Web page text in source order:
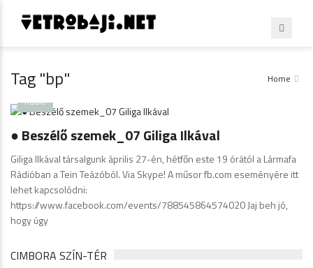
Tag "bp"
Home
Radio
● Beszélő szemek_07 Giliga Ilkával
Giliga Ilkával társalgunk április 27-én, hétfőn este 19 órától a Lármafa
Rádióban a Tein Teázóból. Via Skype! A műsor fb.com eseményére itt
lehet kapcsolódni:
https://www.facebook.com/events/788545864574020 Jaj beh jó,
hogy úgy
CIMBORA SZÍN-TÉR